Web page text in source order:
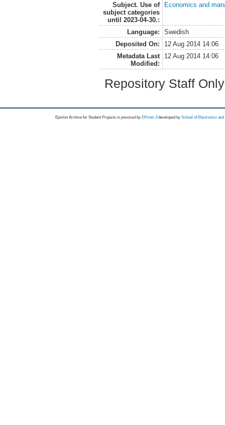
Subject. Use of
subject categories
until 2023-04-30.:
Economics and
Language:
Swedish
Deposited On:
12 Aug 2014 14:06
Metadata Last
Modified:
12 Aug 2014 14:06
Repository Staff
Epsilon Archive for Student Projects is powored byEPrints 3 developed by School of Electronics